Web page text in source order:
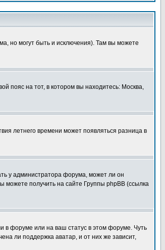
но могут быть и исключения). Там вы можете
пояс на тот, в котором вы находитесь: Москва,
летнего времени может появляться разница в
у администратора форума, может ли он
можете получить на сайте Группы phpBB (ссылка
в форуме или на ваш статус в этом форуме. Чуть
ли поддержка аватар, и от них же зависит,